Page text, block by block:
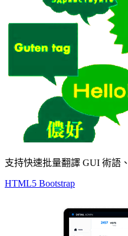
支持快速批量翻譯 GUI 術語
HTML5 Bootstrap